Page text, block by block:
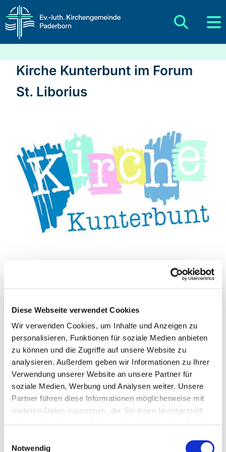
Diese Webseite verwendet Cookies
Wir verwenden Cookies, um Inhalte und Anzeigen zu
personalisieren, Funktionen für soziale Medien anbieten
zu können und die Zugriffe auf unsere Website zu
analysieren. Außerdem geben wir Informationen zu Ihrer
Verwendung unserer Website an unsere Partner für
soziale Medien, Werbung und Analysen weiter. Unsere
Partner führen diese Informationen möglicherweise mit
weiteren Daten zusammen, die Sie ihnen bereitgestellt
Notwendig
Kirche Kunterbunt im Forum
St. Liborius
Sonntag, 6. September 2026, 10:00
Forum St. Liborius, Grube 1-3,
33098 Paderborn
Sonja Vogelsang